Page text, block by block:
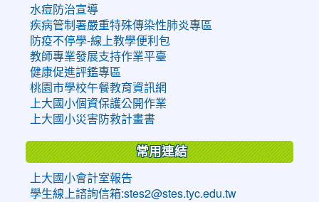
水痘防治宣導
疾病管制署嚴重特殊傳染性肺炎專區
防疫不停學-線上教學便利包
教師專業發展支持作業平臺
健康促進評鑑專區
桃園市學校午餐教育資訊網
上大國小個資保護公開作業
上大國小災害防救計畫書
常用連結
上大國小會計室報告
學生線上諮詢信箱:stes2@stes.tyc.edu.tw